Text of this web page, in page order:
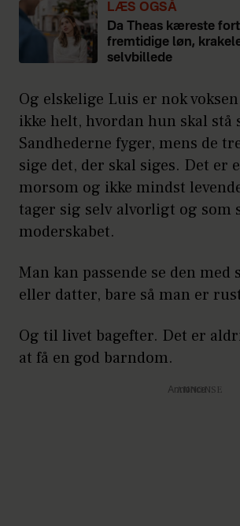
LÆS OGSÅ
Da Theas kæreste
fremtidige løn,
selvbillede
Og elskelige Luis er nok
ikke helt, hvordan hun skal stå
Sandhederne fyger, mens de
sige det, der skal siges. Det er
morsom og ikke mindst
tager sig selv alvorligt og som
moderskabet.
Man kan passende se den med
eller datter, bare så man er
Og til livet bagefter. Det er
at få en god barndom.
Annonce